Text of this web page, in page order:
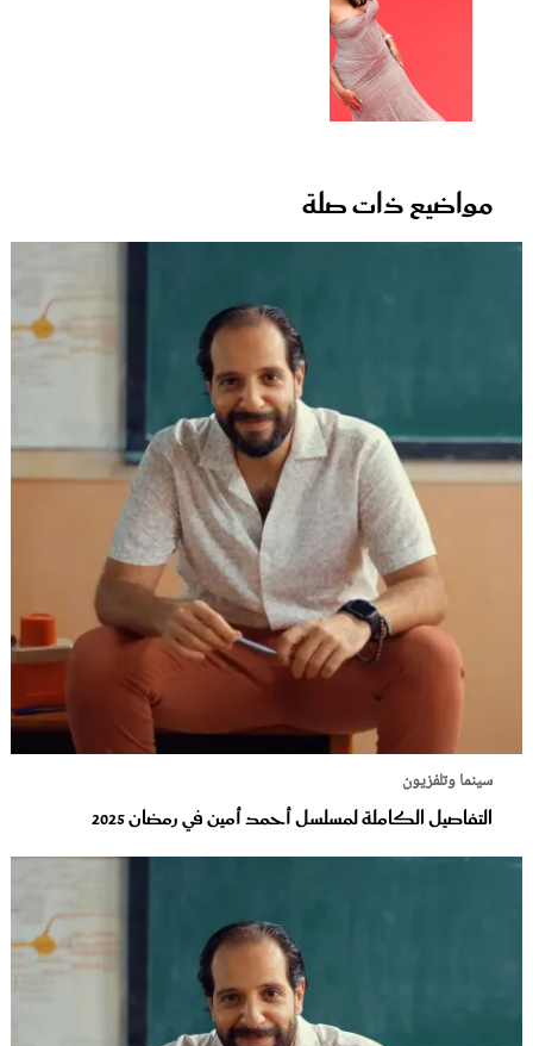
مواضيع ذات صلة
سينما وتلفزيون
التفاصيل الكاملة لمسلسل أحمد أمين في رمضان 2025